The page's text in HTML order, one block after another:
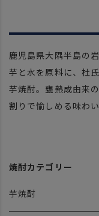
鹿児島県大隅半島の
芋と水を原料に、杜
芋焼酎。甕熟成由来
割りで愉しめる味わい
焼酎カテゴリー
芋焼酎